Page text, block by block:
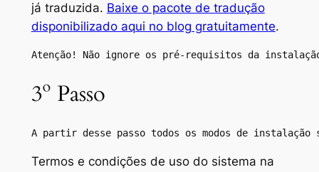
já traduzida. Baixe o pacote de tradução
disponibilizado aqui no blog gratuitamente.
Atenção! Não ignore os pré-requisitos da
3º Passo
A partir desse passo todos os modos de instalação
Termos e condições de uso do sistema na